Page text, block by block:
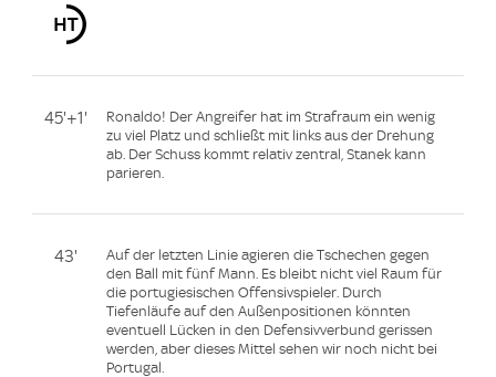
45'+1'
Ronaldo! Der Angreifer hat im Strafraum ein wenig
zu viel Platz und schließt mit links aus der Drehung
ab. Der Schuss kommt relativ zentral, Stanek kann
parieren.
43'
Auf der letzten Linie agieren die Tschechen gegen
den Ball mit fünf Mann. Es bleibt nicht viel Raum für
die portugiesischen Offensivspieler. Durch
Tiefenläufe auf den Außenpositionen könnten
eventuell Lücken in den Defensivverbund gerissen
werden, aber dieses Mittel sehen wir noch nicht bei
Portugal.